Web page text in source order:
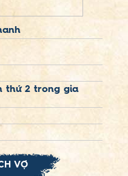
thứ 2 trong gia
VỢ